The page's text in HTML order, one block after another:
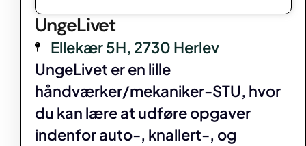
UngeLivet
Ellekær 5H, 2730 Herlev
UngeLivet er en lille
håndværker/mekaniker-STU, hvor
du kan lære at udføre opgaver
indenfor auto-, knallert-, og